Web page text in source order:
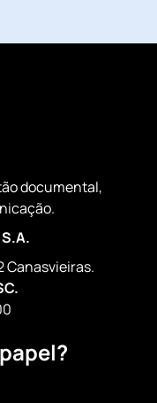
documental,
Canasvieiras.